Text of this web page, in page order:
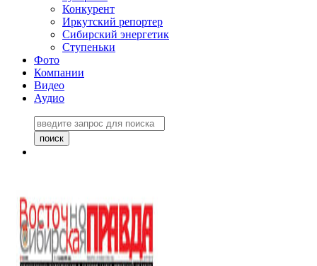
Конкурент
Иркутский репортер
Сибирский энергетик
Ступеньки
Фото
Компании
Видео
Аудио